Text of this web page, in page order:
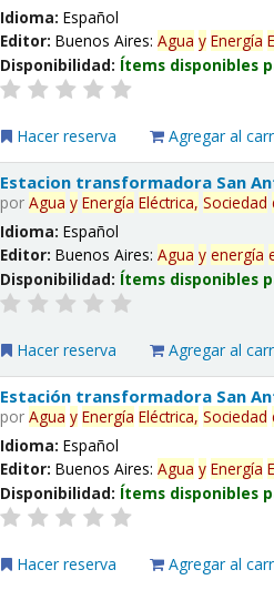
Idioma:Español
Editor:Buenos Aires:Agua y Energía
Disponibilidad: Ítems disponibles
Hacer reserva Agregar al
Estacion transformadora San
porAgua y Energía Eléctrica, Sociedad
Idioma:Español
Editor:Buenos Aires:Agua y energía
Disponibilidad: Ítems disponibles
Hacer reserva Agregar al
Estación transformadora San
porAgua y Energía Eléctrica, Sociedad
Idioma:Español
Editor:Buenos Aires:Agua y Energía
Disponibilidad: Ítems disponibles
Hacer reserva Agregar al